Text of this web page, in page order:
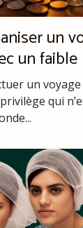
un
un
un voyage
qui